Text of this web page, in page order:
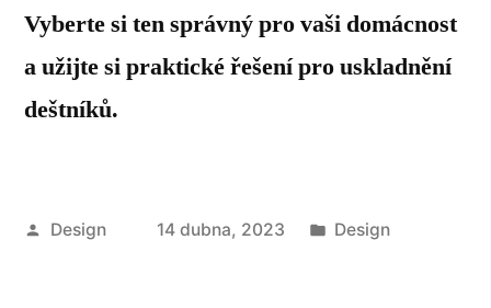
Vyberte si ten správný pro vaši domácnost
a užijte si praktické řešení pro uskladnění
deštníků.
Autor
Design 14 dubna, 2023
Publikováno
Design